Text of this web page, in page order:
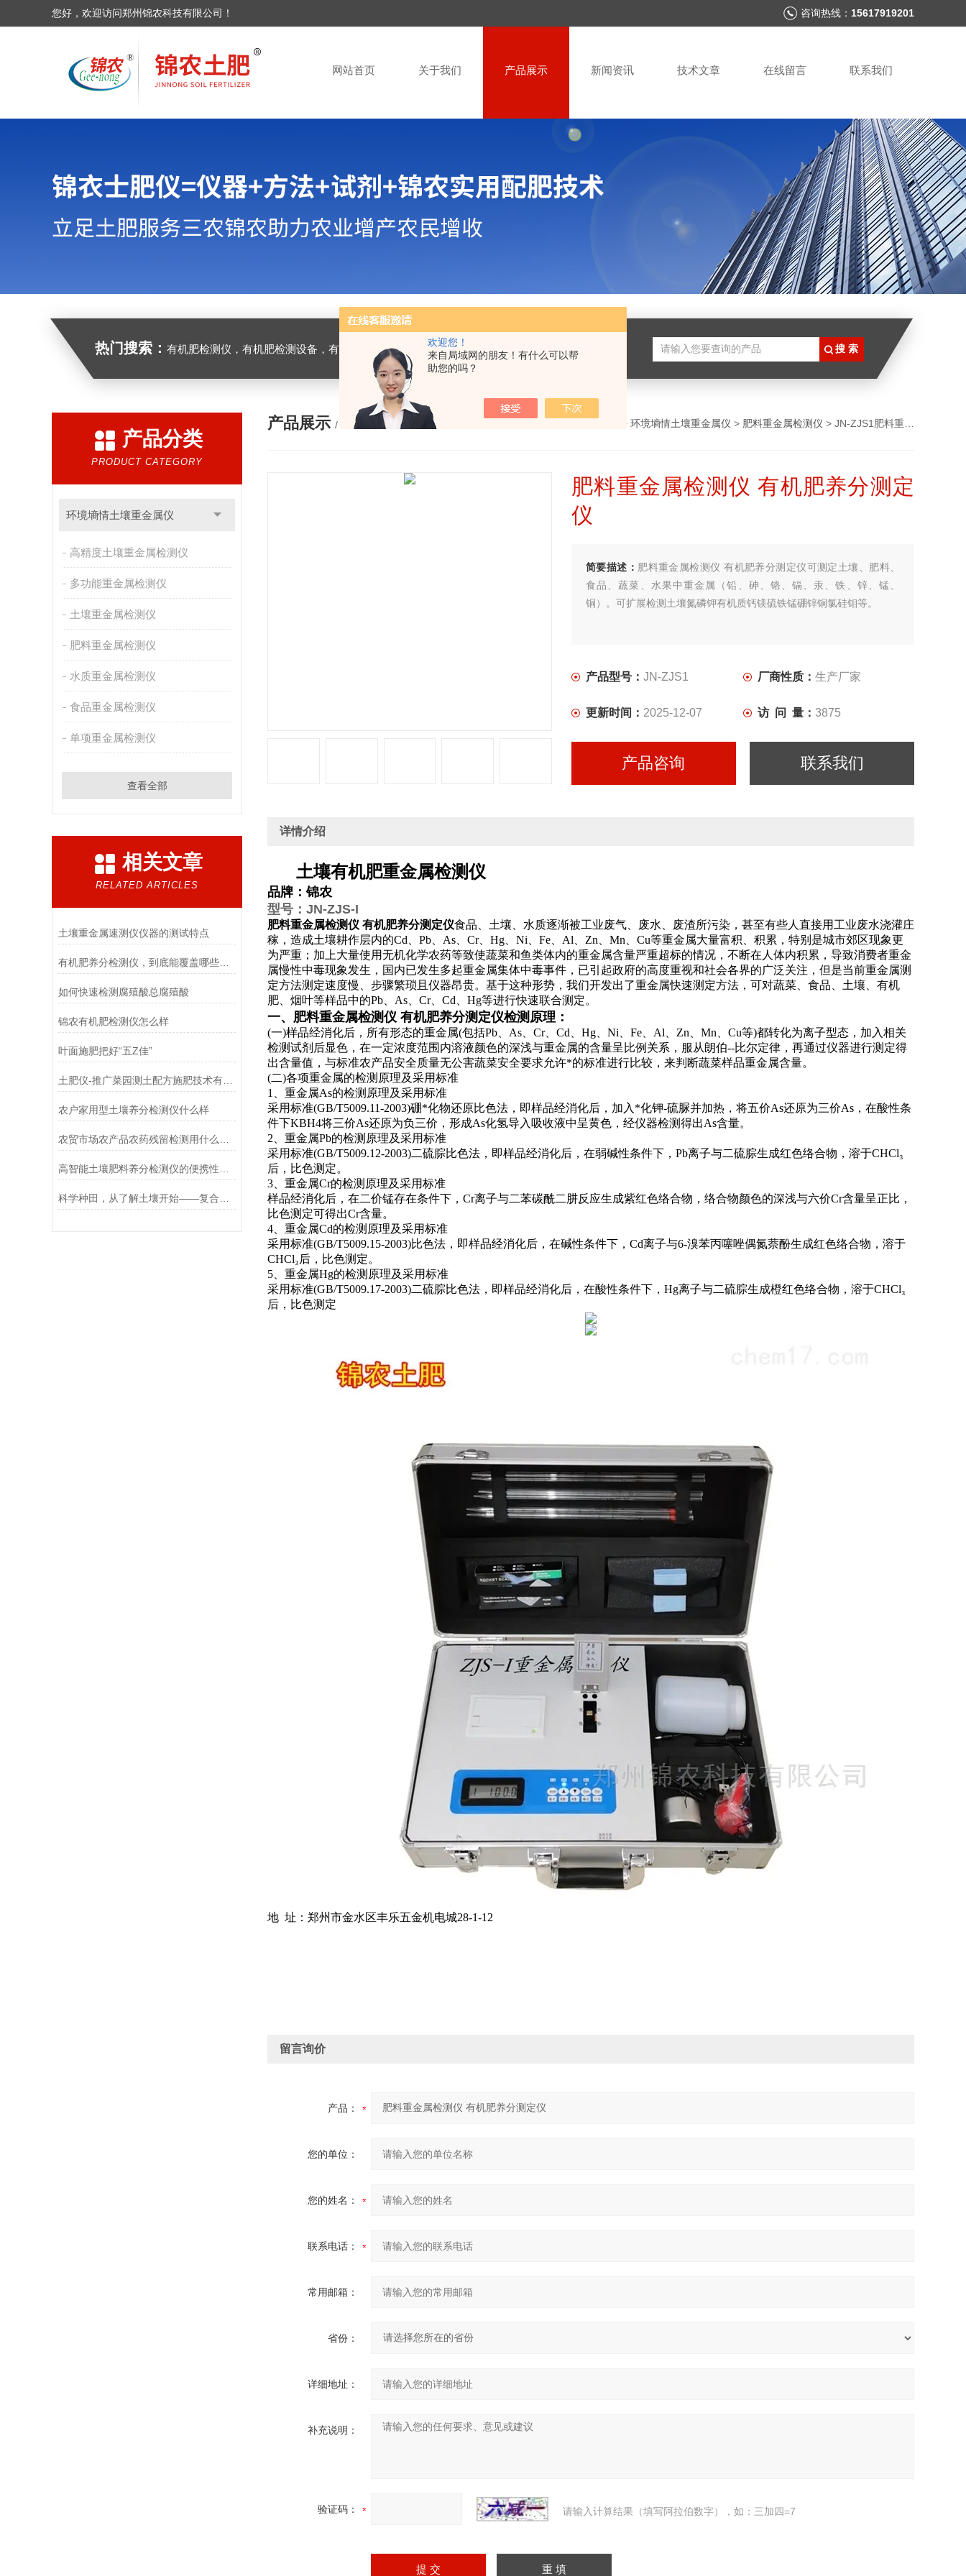
欢迎您！
来自局域网的朋友！有什么可以帮
助您的吗？
您好，欢迎访问郑州锦农科技有限公司！ 咨询热线： 15617919201
网站首页 关于我们 产品展示 新闻资讯 技术文章 在线留言 联系我们
热门搜索： 有机肥检测仪，有机肥检测设备，有机肥实验室设备，生物有机肥检测仪器，有机肥化验仪，有机肥实验室建设
产品分类
PRODUCT CATEGORY
环境墒情土壤重金属仪
高精度土壤重金属检测仪
多功能重金属检测仪
土壤重金属检测仪
肥料重金属检测仪
水质重金属检测仪
食品重金属检测仪
单项重金属检测仪
查看全部
相关文章
RELATED ARTICLES
土壤重金属速测仪仪器的测试特点
有机肥养分检测仪，到底能覆盖哪些场景？这份实用清单说透了
如何快速检测腐殖酸总腐殖酸
锦农有机肥检测仪怎么样
叶面施肥把好“五Z佳”
土肥仪-推广菜园测土配方施肥技术有何意义？
农户家用型土壤养分检测仪什么样
产品展示 / PRODUCTS > 环境墒情土壤重金属仪 > 肥料重金属检测仪 > JN-ZJS1肥料重金属检测仪 有机肥养分测定仪
肥料重金属检测仪 有机肥养分测定
仪
简要描述： 肥料重金属检测仪 有机肥养分测定仪可测定土壤、肥料、
食品、蔬菜、水果中重金属（铅、砷、铬、镉、汞、铁、锌、锰、
铜）。可扩展检测土壤氮磷钾有机质钙镁硫铁锰硼锌铜氯硅钼等。
产品型号： JN-ZJS1 厂商性质： 生产厂家
更新时间： 2025-12-07 访 问 量： 3875
产品咨询 联系我们
详情介绍
土壤有机肥重金属检测仪
品牌：锦农
型号：JN-ZJS-I
肥料重金属检测仪 有机肥养分测定仪食品、土壤、水质逐渐被工业废气、废水、废渣所污染，甚至有些人直接用工业废水浇灌庄
稼，造成土壤耕作层内的Cd、Pb、As、Cr、Hg、Ni、Fe、Al、Zn、Mn、Cu等重金属大量富积、积累，特别是城市郊区现象更
为严重；加上大量使用无机化学农药等致使蔬菜和鱼类体内的重金属含量严重超标的情况，不断在人体内积累，导致消费者重金
属慢性中毒现象发生，国内已发生多起重金属集体中毒事件，已引起政府的高度重视和社会各界的广泛关注，但是当前重金属测
定方法测定速度慢、步骤繁琐且仪器昂贵。基于这种形势，我们开发出了重金属快速测定方法，可对蔬菜、食品、土壤、有机
肥、烟叶等样品中的Pb、As、Cr、Cd、Hg等进行快速联合测定。
一、 肥料重金属检测仪 有机肥养分测定仪检测原理：
(一)样品经消化后，所有形态的重金属(包括Pb、As、Cr、Cd、Hg、Ni、Fe、Al、Zn、Mn、Cu等)都转化为离子型态，加入相关
检测试剂后显色，在一定浓度范围内溶液颜色的深浅与重金属的含量呈比例关系，服从朗伯--比尔定律，再通过仪器进行测定得
出含量值，与标准农产品安全质量无公害蔬菜安全要求允许*的标准进行比较，来判断蔬菜样品重金属含量。
(二)各项重金属的检测原理及采用标准
1、重金属As的检测原理及采用标准
采用标准(GB/T5009.11-2003)硼*化物还原比色法，即样品经消化后，加入*化钾-硫脲并加热，将五价As还原为三价As，在酸性条
件下KBH4将三价As还原为负三价，形成As化氢导入吸收液中呈黄色，经仪器检测得出As含量。
2、重金属Pb的检测原理及采用标准
采用标准(GB/T5009.12-2003)二硫腙比色法，即样品经消化后，在弱碱性条件下，Pb离子与二硫腙生成红色络合物，溶于CHCl₃
后，比色测定。
3、重金属Cr的检测原理及采用标准
样品经消化后，在二价锰存在条件下，Cr离子与二苯碳酰二肼反应生成紫红色络合物，络合物颜色的深浅与六价Cr含量呈正比，
比色测定可得出Cr含量。
4、重金属Cd的检测原理及采用标准
采用标准(GB/T5009.15-2003)比色法，即样品经消化后，在碱性条件下，Cd离子与6-溴苯丙噻唑偶氮萘酚生成红色络合物，溶于
CHCl₃后，比色测定。
5、重金属Hg的检测原理及采用标准
采用标准(GB/T5009.17-2003)二硫腙比色法，即样品经消化后，在酸性条件下，Hg离子与二硫腙生成橙红色络合物，溶于CHCl₃
后，比色测定
地 址：郑州市金水区丰乐五金机电城28-1-12
留言询价
产品：
您的单位：
您的姓名：
联系电话：
常用邮箱：
省份：
详细地址：
补充说明：
验证码： 请输入计算结果（填写阿拉伯数字），如：三加四=7